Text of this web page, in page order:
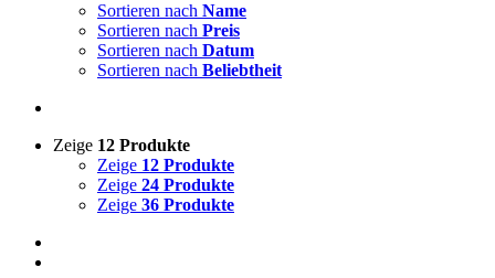
Sortieren nach Name
Sortieren nach Preis
Sortieren nach Datum
Sortieren nach Beliebtheit
Zeige 12 Produkte
Zeige 12 Produkte
Zeige 24 Produkte
Zeige 36 Produkte